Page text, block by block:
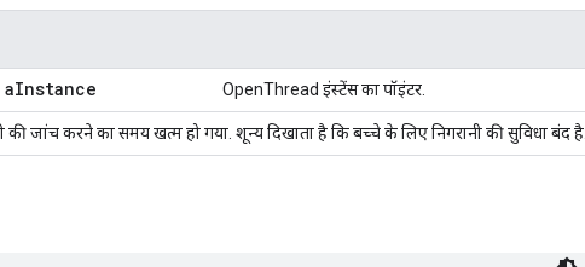
Instance OpenThread इंस्टेंस का पॉइंटर.
की जांच करने का समय खत्म हो गया. शून्य दिखाता है कि बच्चे के लिए निगरानी की सुविधा बंद है.